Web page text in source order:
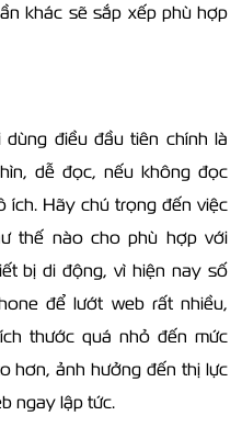
khác sẽ sắp xếp phù hợp
điều đầu tiên chính là
dễ đọc, nếu không đọc
ích. Hãy chú trọng đến việc
thế nào cho phù hợp với
bị di động, vì hiện nay số
để lướt web rất nhiều,
thước quá nhỏ đến mức
hơn, ảnh hưởng đến thị lực
ngay lập tức.